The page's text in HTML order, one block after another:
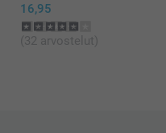
16,95
(32 arvostelut)